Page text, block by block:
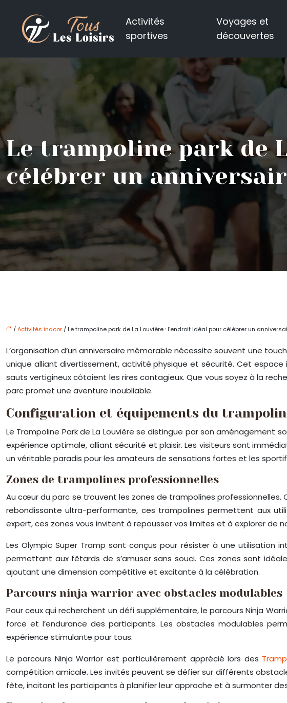
Activités
sportives
Voyages et
découvertes
Le trampoline park de
célébrer un
/Activités indoor / Le trampoline park de La Louvière : l’endroit idéal pour célébrer un
L’organisation d’un anniversaire mémorable nécessite souvent une
unique alliant divertissement, activité physique et sécurité. Cet
sauts vertigineux côtoient les rires contagieux. Que vous soyez à la
parc promet une aventure inoubliable.
Configuration et équipements du
Le Trampoline Park de La Louvière se distingue par son
expérience optimale, alliant sécurité et plaisir. Les visiteurs sont
un véritable paradis pour les amateurs de sensations fortes et les
Zones de trampolines professionnelles
Au cœur du parc se trouvent les zones de trampolines
rebondissante ultra-performante, ces trampolines permettent aux
expert, ces zones vous invitent à repousser vos limites et à explorer de
Les Olympic Super Tramp sont conçus pour résister à une utilisation
permettant aux fêtards de s’amuser sans souci. Ces zones sont
ajoutant une dimension compétitive et excitante à la célébration.
Parcours ninja warrior avec obstacles modulables
Pour ceux qui recherchent un défi supplémentaire, le parcours Ninja
force et l’endurance des participants. Les obstacles modulables
expérience stimulante pour tous.
Le parcours Ninja Warrior est particulièrement apprécié lors des
compétition amicale. Les invités peuvent se défier sur différents
fête, incitant les participants à planifier leur approche et à surmonter